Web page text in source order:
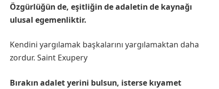
Özgürlüğün de, eşitliğin de adaletin de kaynağı
ulusal egemenliktir.
Kendini yargılamak başkalarını yargılamaktan daha
zordur. Saint Exupery
Bırakın adalet yerini bulsun, isterse kıyamet